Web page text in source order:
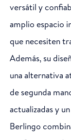
versátil y
amplio espacio
que necesiten
Además, su
una alternativa
de segunda
actualizadas y
Berlingo